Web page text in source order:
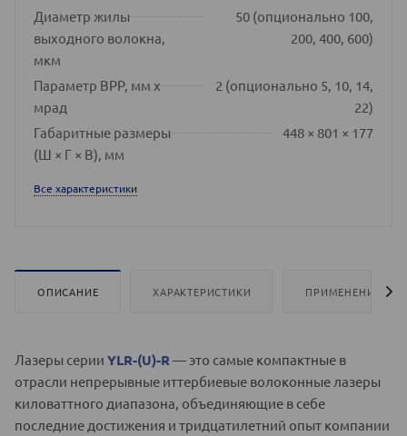
Диаметр жилы
выходного волокна,
мкм
50 (опционально 100,
200, 400, 600)
Параметр BPP, мм x
мрад
2 (опционально 5, 10, 14,
22)
Габаритные размеры
(Ш × Г × В), мм
448 × 801 × 177
Все характеристики
ОПИСАНИЕ ХАРАКТЕРИСТИКИ ПРИМЕНЕНИЕ
Лазеры серии YLR-(U)-R — это самые компактные в
отрасли непрерывные иттербиевые волоконные лазеры
киловаттного диапазона, объединяющие в себе
последние достижения и тридцатилетний опыт компании